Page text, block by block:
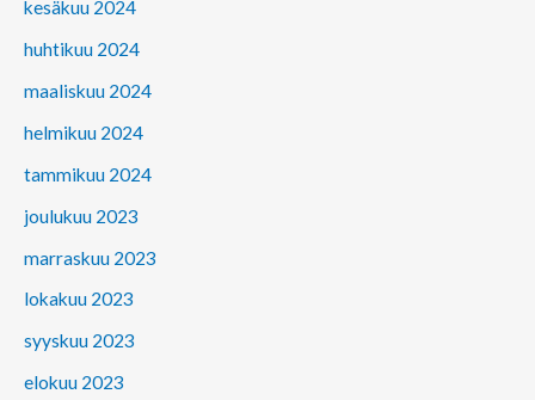
kesäkuu 2024
huhtikuu 2024
maaliskuu 2024
helmikuu 2024
tammikuu 2024
joulukuu 2023
marraskuu 2023
lokakuu 2023
syyskuu 2023
elokuu 2023